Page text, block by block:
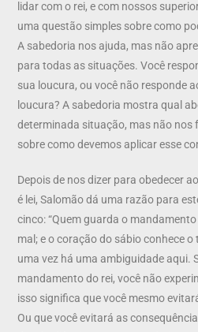
lidar com o rei, e com nossos
uma questão simples sobre como
A sabedoria nos ajuda, mas não
para todas as situações. Você
sua loucura, ou você não responde
loucura? A sabedoria mostra qual
determinada situação, mas não nos
sobre como devemos aplicar esse
Depois de nos dizer para obedecer
é lei, Salomão dá uma razão para
cinco: “Quem guarda o
mal; e o coração do sábio conhece o
uma vez há uma ambiguidade aqui.
mandamento do rei, você não
isso significa que você mesmo
Ou que você evitará as